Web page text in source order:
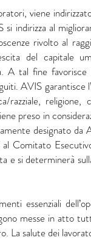
viene
indirizza al
rivolto al
del capitale
A tal fine
AVIS garantisce
religione,
preso in
designato da
Comitato
e si determinerà
essenziali
messe in atto
La salute dei